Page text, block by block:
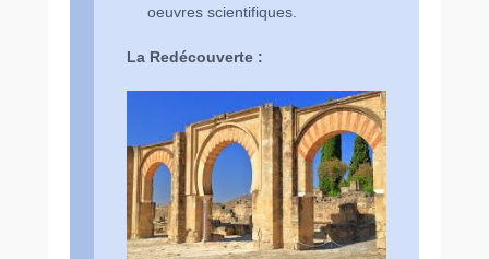
oeuvres scientifiques.
La Redécouverte :